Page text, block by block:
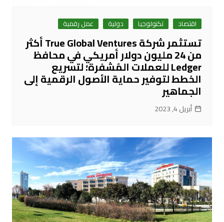
اقتصاد تكنولوجيا دولية عمل رقمية
تستثمر شركة True Global Ventures أكثر
من 24 مليون دولار أمريكي في محافظ
Ledger للعملات المُشفرة؛ لتسريع
الخطط لتوفير حماية الأصول الرقمية إلى
الجماهير
أبريل 4, 2023